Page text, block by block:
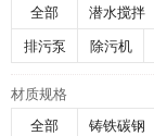
全部
潜水搅拌
排污泵
除污机
材质规格
全部
铸铁碳钢